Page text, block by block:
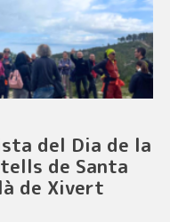
del Dia de la
de Santa
de Xivert